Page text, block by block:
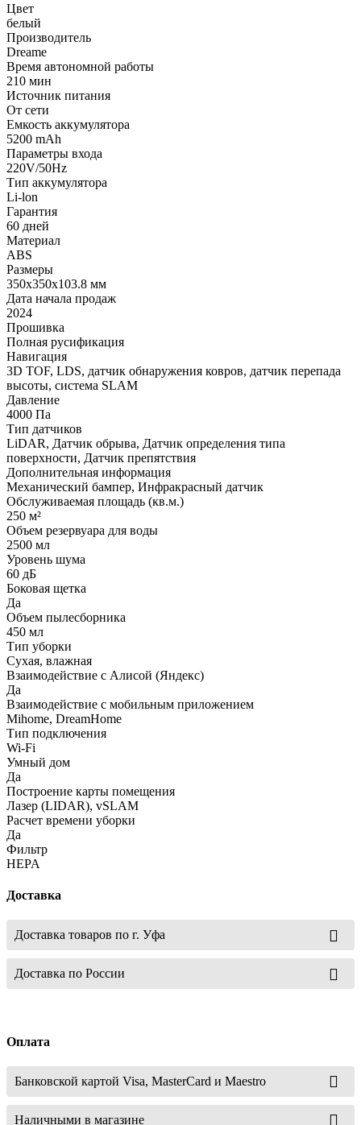
Цвет
белый
Производитель
Dreame
Время автономной работы
210 мин
Источник питания
От сети
Емкость аккумулятора
5200 mAh
Параметры входа
220V/50Hz
Тип аккумулятора
Li-lon
Гарантия
60 дней
Материал
ABS
Размеры
350x350x103.8 мм
Дата начала продаж
2024
Прошивка
Полная русификация
Навигация
3D TOF, LDS, датчик обнаружения ковров, датчик перепада
высоты, система SLAM
Давление
4000 Па
Тип датчиков
LiDAR, Датчик обрыва, Датчик определения типа
поверхности, Датчик препятствия
Дополнительная информация
Механический бампер, Инфракрасный датчик
Обслуживаемая площадь (кв.м.)
250 м²
Объем резервуара для воды
2500 мл
Уровень шума
60 дБ
Боковая щетка
Да
Объем пылесборника
450 мл
Тип уборки
Сухая, влажная
Взаимодействие с Алисой (Яндекс)
Да
Взаимодействие с мобильным приложением
Mihome, DreamHome
Тип подключения
Wi-Fi
Умный дом
Да
Построение карты помещения
Лазер (LIDAR), vSLAM
Расчет времени уборки
Да
Фильтр
HEPA
Доставка
Доставка товаров по г. Уфа
Доставка по России
Оплата
Банковской картой Visa, MasterCard и Maestro
Наличными в магазине